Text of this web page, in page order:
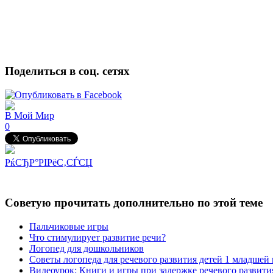
Поделиться в соц. сетях
В Мой Мир
0
РќСЂР°РІРёС‚СЃСЏ
Советую прочитать дополнительно по этой теме
Пальчиковые игры
Что стимулирует развитие речи?
Логопед для дошкольников
Советы логопеда для речевого развития детей 1
Видеоурок: Книги и игры при задержке речевого